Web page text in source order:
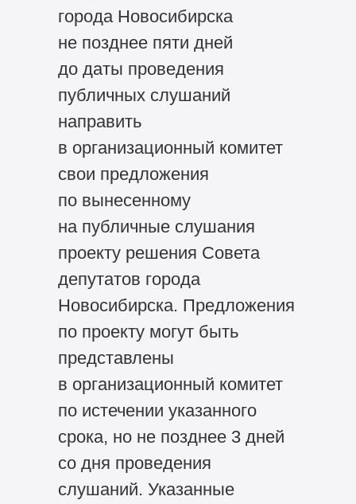
города Новосибирска
не позднее пяти дней
до даты проведения
публичных слушаний
направить
в организационный комитет
свои предложения
по вынесенному
на публичные слушания
проекту решения Совета
депутатов города
Новосибирска. Предложения
по проекту могут быть
представлены
в организационный комитет
по истечении указанного
срока, но не позднее 3 дней
со дня проведения
слушаний. Указанные